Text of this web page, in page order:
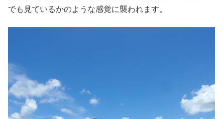
でも見ているかのような感覚に襲われます。